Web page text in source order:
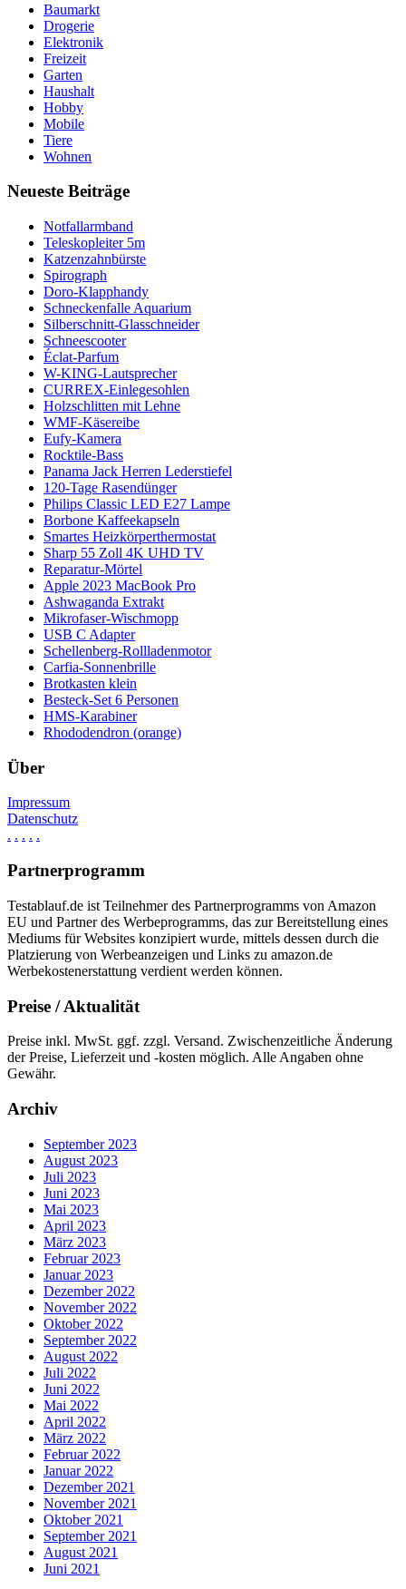
Baumarkt
Drogerie
Elektronik
Freizeit
Garten
Haushalt
Hobby
Mobile
Tiere
Wohnen
Neueste Beiträge
Notfallarmband
Teleskopleiter 5m
Katzenzahnbürste
Spirograph
Doro-Klapphandy
Schneckenfalle Aquarium
Silberschnitt-Glasschneider
Schneescooter
Éclat-Parfum
W-KING-Lautsprecher
CURREX-Einlegesohlen
Holzschlitten mit Lehne
WMF-Käsereibe
Eufy-Kamera
Rocktile-Bass
Panama Jack Herren Lederstiefel
120-Tage Rasendünger
Philips Classic LED E27 Lampe
Borbone Kaffeekapseln
Smartes Heizkörperthermostat
Sharp 55 Zoll 4K UHD TV
Reparatur-Mörtel
Apple 2023 MacBook Pro
Ashwaganda Extrakt
Mikrofaser-Wischmopp
USB C Adapter
Schellenberg-Rollladenmotor
Carfia-Sonnenbrille
Brotkasten klein
Besteck-Set 6 Personen
HMS-Karabiner
Rhododendron (orange)
Über
Impressum
Datenschutz
. . . . .
Partnerprogramm
Testablauf.de ist Teilnehmer des Partnerprogramms von Amazon
EU und Partner des Werbeprogramms, das zur Bereitstellung eines
Mediums für Websites konzipiert wurde, mittels dessen durch die
Platzierung von Werbeanzeigen und Links zu amazon.de
Werbekostenerstattung verdient werden können.
Preise / Aktualität
Preise inkl. MwSt. ggf. zzgl. Versand. Zwischenzeitliche Änderung
der Preise, Lieferzeit und -kosten möglich. Alle Angaben ohne
Gewähr.
Archiv
September 2023
August 2023
Juli 2023
Juni 2023
Mai 2023
April 2023
März 2023
Februar 2023
Januar 2023
Dezember 2022
November 2022
Oktober 2022
September 2022
August 2022
Juli 2022
Juni 2022
Mai 2022
April 2022
März 2022
Februar 2022
Januar 2022
Dezember 2021
November 2021
Oktober 2021
September 2021
August 2021
Juni 2021